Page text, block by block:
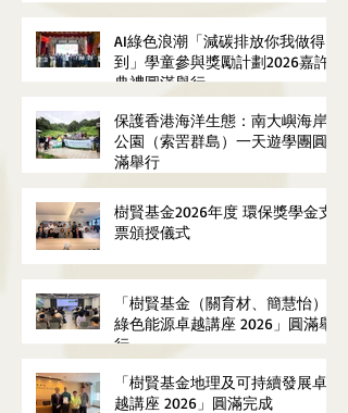
AI綠色浪潮「減碳排放你我做得
到」學童參與獎勵計劃2026嘉許
典禮圓滿舉行
保護香港海洋生態：南大嶼海岸
公園（索罟群島）一天遊學團圓
滿舉行
樹賢基金2026年度 環保獎學金支
票頒授儀式
「樹賢基金（關育材、簡慧怡）
綠色能源卓越講座 2026」圓滿舉
行
「樹賢基金地理及可持續發展卓
越講座 2026」圓滿完成